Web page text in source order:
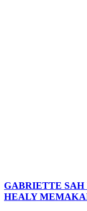
GABRIETTE
HEALY